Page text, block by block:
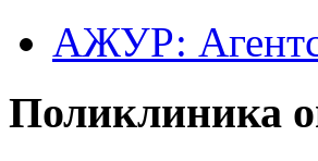
АЖУР:
Поликлиника